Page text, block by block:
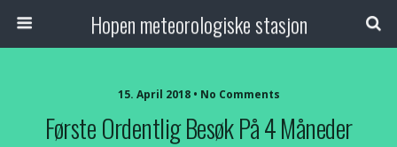
Hopen meteorologiske stasjon
15. April 2018 • No Comments
Første Ordentlig Besøk På 4 Måneder